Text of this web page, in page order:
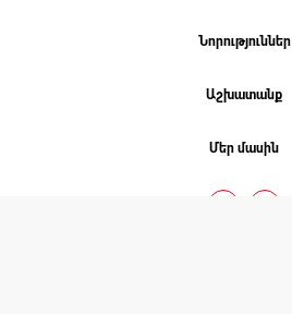
Նորություններ
Աշխատանք
Մեր մասին